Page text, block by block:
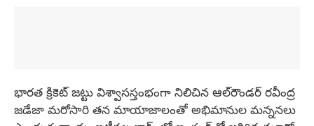
భారత క్రికెట్ జట్టు విశ్వాసస్తంభంగా నిలిచిన ఆల్‌రౌండర్ రవీంద్ర
జడేజా మరోసారి తన మాయాజాలంతో అభిమానుల మన్ననలు